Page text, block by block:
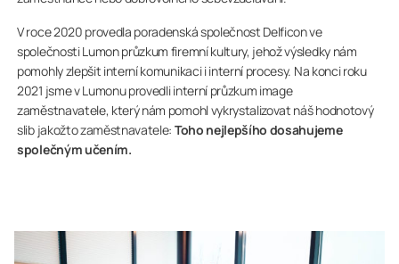
V roce 2020 provedla poradenská společnost Delficon ve
společnosti Lumon průzkum firemní kultury, jehož výsledky nám
pomohly zlepšit interní komunikaci i interní procesy. Na konci roku
2021 jsme v Lumonu provedli interní průzkum image
zaměstnavatele, který nám pomohl vykrystalizovat náš hodnotový
slib jakožto zaměstnavatele: Toho nejlepšího dosahujeme
společným učením.